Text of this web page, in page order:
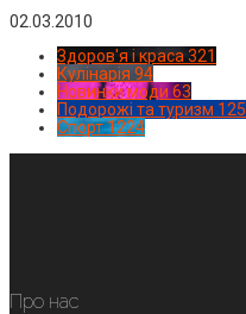
02.03.2010
Здоров'я і краса 321
Кулінарія 94
Новинки моди 63
Подорожі та туризм 125
Спорт1224
Про нас